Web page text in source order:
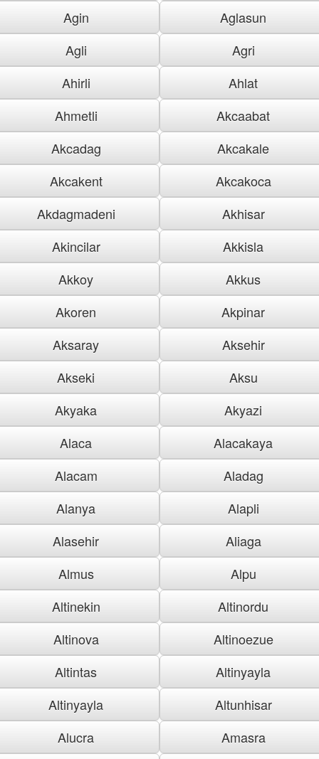
Agin
Aglasun
Agli
Agri
Ahirli
Ahlat
Ahmetli
Akcaabat
Akcadag
Akcakale
Akcakent
Akcakoca
Akdagmadeni
Akhisar
Akincilar
Akkisla
Akkoy
Akkus
Akoren
Akpinar
Aksaray
Aksehir
Akseki
Aksu
Akyaka
Akyazi
Alaca
Alacakaya
Alacam
Aladag
Alanya
Alapli
Alasehir
Aliaga
Almus
Alpu
Altinekin
Altinordu
Altinova
Altinoezue
Altintas
Altinyayla
Altinyayla
Altunhisar
Alucra
Amasra